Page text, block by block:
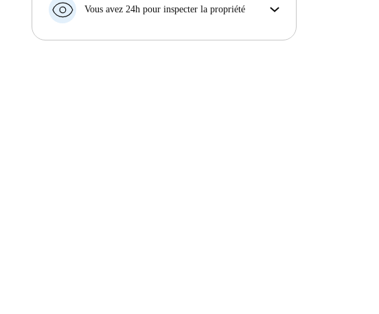
préavis, nous allons soit (A) vous payer une chambre
soit (B) vous rembourser en totalité.
Vous avez 24h pour inspecter la propriété